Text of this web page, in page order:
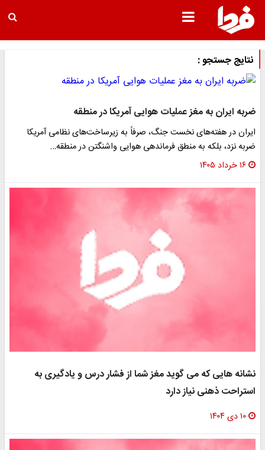
نتایج جستجو :
ضربه ایران به مغز عملیات هوایی آمریکا در منطقه
ایران در هفته‌های نخست جنگ، صرفاً به زیرساخت‌های نظامی آمریکا
ضربه نزد، بلکه به منطق فرماندهی هوایی واشنگتن در منطقه…
۱۶ خرداد ۱۴۰۵
نشانه‌ هایی که می‌ گوید مغز شما از فشار درس و یادگیری به
استراحت ذهنی نیاز دارد
۱۰ دی ۱۴۰۴